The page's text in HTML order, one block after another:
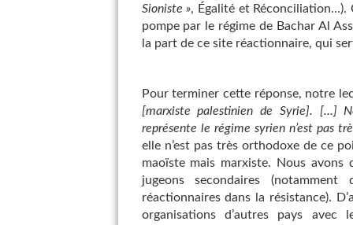
Sioniste », Égalité et
pompe par le régime de Bachar Al
la part de ce site réactionnaire, qui
Pour terminer cette réponse, notre
[marxiste palestinien de Syrie]. […]
représente le régime syrien n’est pas
elle n’est pas très orthodoxe de ce
maoïste mais marxiste. Nous avons
jugeons secondaires
réactionnaires dans la résistance).
organisations d’autres pays